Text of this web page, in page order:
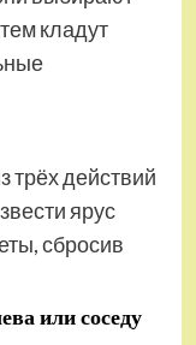
кладут
трёх действий
ярус
сбросив
или соседу